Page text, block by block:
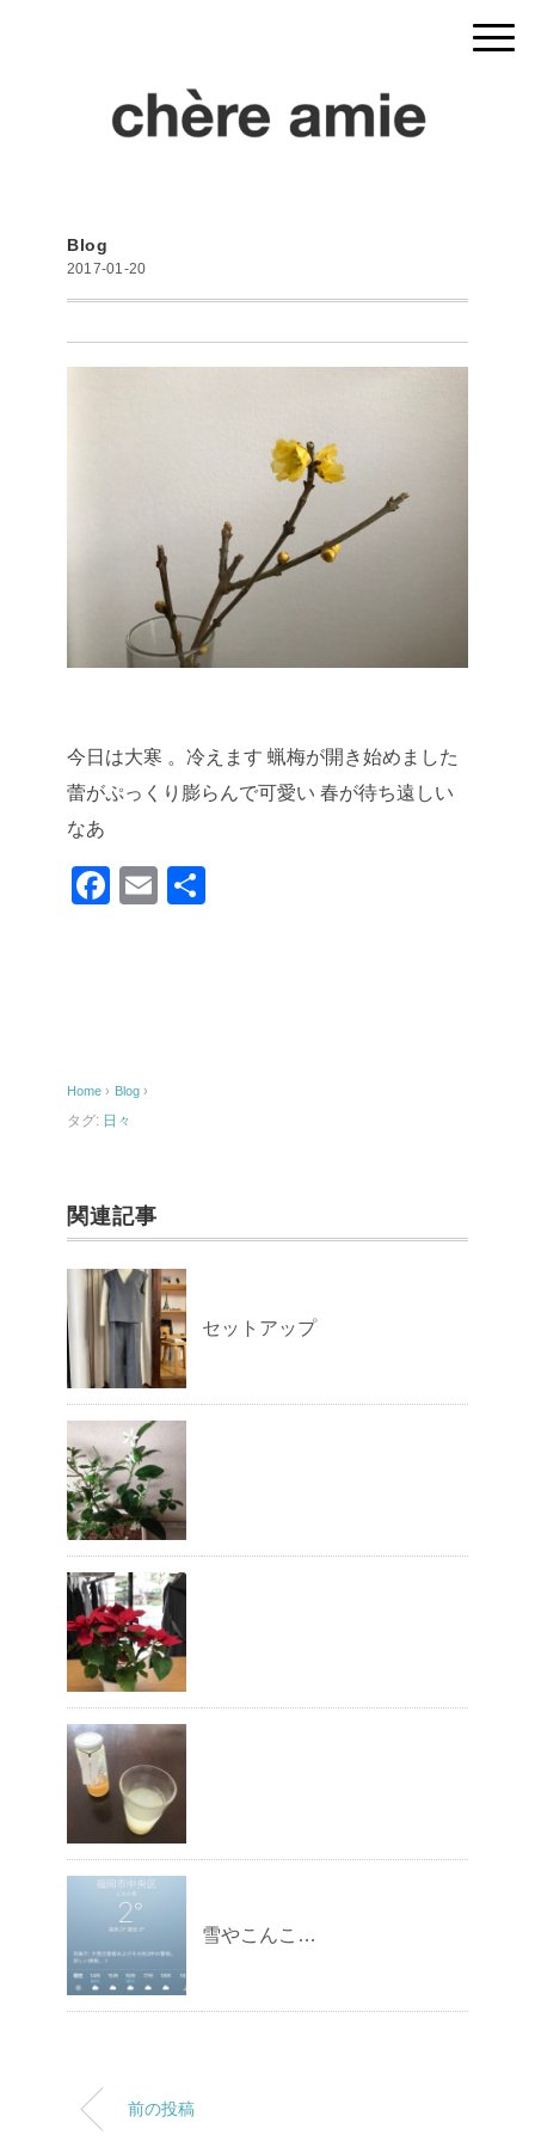
Blog
2017-01-20
今日は大寒 。冷えます 蝋梅が開き始めました
蕾がぷっくり膨らんで可愛い 春が待ち遠しい
なあ
F
o
o
E
Home › Blog ›
タグ: 日々
関連記事
セットアップ
雪やこんこ…
前の投稿